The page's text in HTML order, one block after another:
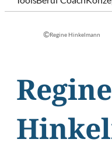
©Regine Hinkelmann
Regine